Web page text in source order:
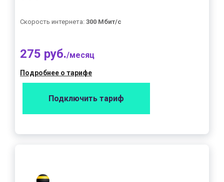
Скорость интернета: 300 Мбит/с
275 руб./месяц
Подробнее о тарифе
Подключить тариф